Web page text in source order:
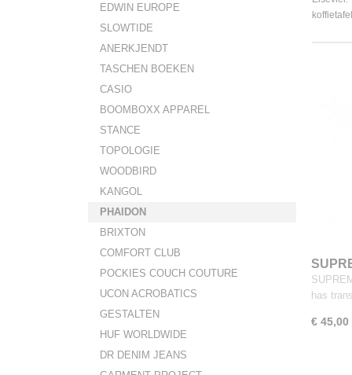
EDWIN EUROPE
SLOWTIDE
ANERKJENDT
TASCHEN BOEKEN
CASIO
BOOMBOXX APPAREL
STANCE
TOPOLOGIE
WOODBIRD
KANGOL
PHAIDON
BRIXTON
COMFORT CLUB
POCKIES COUCH COUTURE
UCON ACROBATICS
GESTALTEN
HUF WORLDWIDE
DR DENIM JEANS
has
€ 45,00